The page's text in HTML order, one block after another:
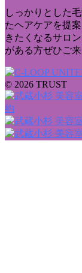
しっかりとした
たヘアケアを提
きたくなるサロ
がある方ぜひご来
© 2026 TRUST
約